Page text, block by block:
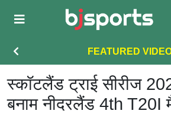
Skip to main content
FEATURED VIDEO
स्कॉटलैंड ट्राई सीरीज
बनाम नीदरलैंड 4th T20I